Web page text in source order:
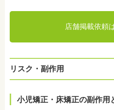
店舗掲載依頼
リスク・副作用
小児矯正・床矯正の副作用